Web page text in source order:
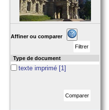
Affiner ou comparer
Type de document
texte imprimé [1]